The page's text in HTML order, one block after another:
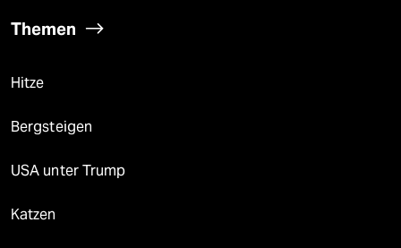
Themen
Hitze
Bergsteigen
USA unter Trump
Katzen